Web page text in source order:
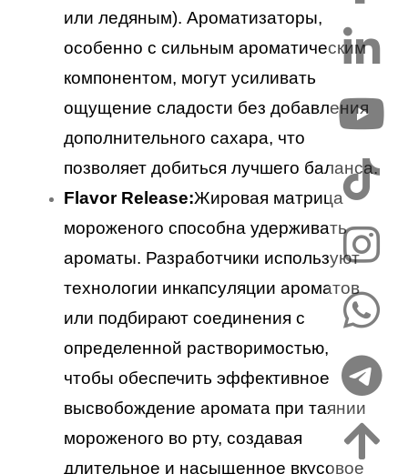
или ледяным). Ароматизаторы,
особенно с сильным ароматическим
компонентом, могут усиливать
ощущение сладости без добавления
дополнительного сахара, что
позволяет добиться лучшего баланса.
Flavor Release:Жировая матрица
мороженого способна удерживать
ароматы. Разработчики используют
технологии инкапсуляции ароматов
или подбирают соединения с
определенной растворимостью,
чтобы обеспечить эффективное
высвобождение аромата при таянии
мороженого во рту, создавая
длительное и насыщенное вкусовое